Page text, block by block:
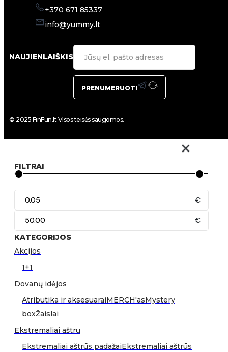
+370 671 85337
info@yummy.lt
NAUJIENLAIŠKIS
PRENUMERUOTI
© 2025 FinFun.lt Visos teisės saugomos.
FILTRAI
€
€
KATEGORIJOS
Akcijos
1+1
Dovanų idėjos
Atributika ir aksesuaraiMERCH'asMystery
boxŽaislai
Ekstremaliai aštru
Ekstremaliai aštrūs padažaiEkstremaliai aštrūs